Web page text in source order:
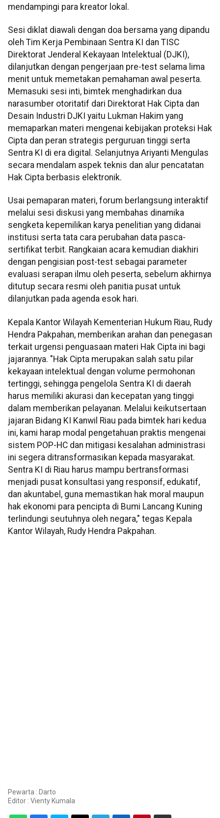
mendampingi para kreator lokal.
Sesi diklat diawali dengan doa bersama yang dipandu
oleh Tim Kerja Pembinaan Sentra KI dan TISC
Direktorat Jenderal Kekayaan Intelektual (DJKI),
dilanjutkan dengan pengerjaan pre-test selama lima
menit untuk memetakan pemahaman awal peserta.
Memasuki sesi inti, bimtek menghadirkan dua
narasumber otoritatif dari Direktorat Hak Cipta dan
Desain Industri DJKI yaitu Lukman Hakim yang
memaparkan materi mengenai kebijakan proteksi Hak
Cipta dan peran strategis perguruan tinggi serta
Sentra KI di era digital. Selanjutnya Ariyanti Mengulas
secara mendalam aspek teknis dan alur pencatatan
Hak Cipta berbasis elektronik.
Usai pemaparan materi, forum berlangsung interaktif
melalui sesi diskusi yang membahas dinamika
sengketa kepemilikan karya penelitian yang didanai
institusi serta tata cara perubahan data pasca-
sertifikat terbit. Rangkaian acara kemudian diakhiri
dengan pengisian post-test sebagai parameter
evaluasi serapan ilmu oleh peserta, sebelum akhirnya
ditutup secara resmi oleh panitia pusat untuk
dilanjutkan pada agenda esok hari.
Kepala Kantor Wilayah Kementerian Hukum Riau, Rudy
Hendra Pakpahan, memberikan arahan dan penegasan
terkait urgensi penguasaan materi Hak Cipta ini bagi
jajarannya. "Hak Cipta merupakan salah satu pilar
kekayaan intelektual dengan volume permohonan
tertinggi, sehingga pengelola Sentra KI di daerah
harus memiliki akurasi dan kecepatan yang tinggi
dalam memberikan pelayanan. Melalui keikutsertaan
jajaran Bidang KI Kanwil Riau pada bimtek hari kedua
ini, kami harap modal pengetahuan praktis mengenai
sistem POP-HC dan mitigasi kesalahan administrasi
ini segera ditransformasikan kepada masyarakat.
Sentra KI di Riau harus mampu bertransformasi
menjadi pusat konsultasi yang responsif, edukatif,
dan akuntabel, guna memastikan hak moral maupun
hak ekonomi para pencipta di Bumi Lancang Kuning
terlindungi seutuhnya oleh negara," tegas Kepala
Kantor Wilayah, Rudy Hendra Pakpahan.
Pewarta : Darto
Editor : Vienty Kumala